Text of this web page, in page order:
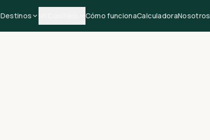
Destinos Cómo funcionaCalculadoraNosotros